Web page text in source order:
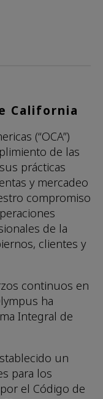
California
(“OCA”)
de las
prácticas
y mercadeo
compromiso
de la
clientes y
continuos en
ha
Integral de
un
para los
el Código de